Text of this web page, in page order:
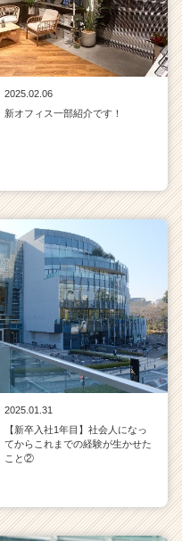
2025.02.06
新オフィス一部紹介です！
2025.01.31
【新卒入社1年目】社会人になっ
てからこれまでの経験が生かせた
こと②